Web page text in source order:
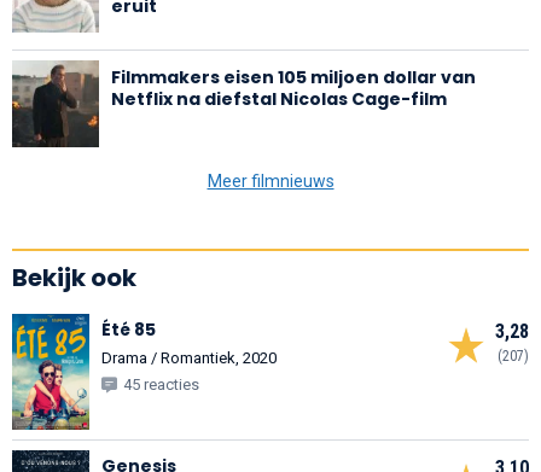
eruit
Filmmakers eisen 105 miljoen dollar van
Netflix na diefstal Nicolas Cage-film
Meer filmnieuws
Bekijk ook
3,28
(207)
Été 85
Drama / Romantiek, 2020
45 reacties
Genesis